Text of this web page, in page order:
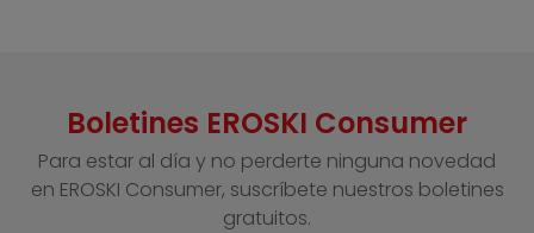
Boletines EROSKI Consumer
Para estar al día y no perderte ninguna novedad
en EROSKI Consumer, suscríbete nuestros boletines
gratuitos.